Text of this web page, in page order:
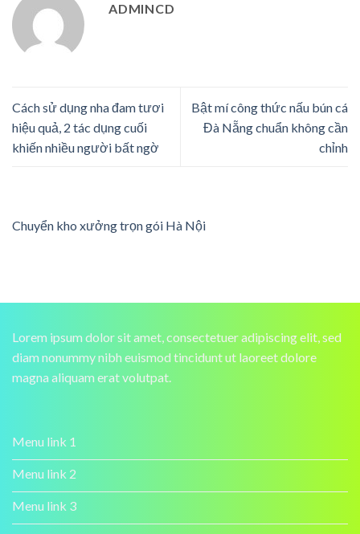
ADMINCD
Cách sử dụng nha đam tươi
hiệu quả, 2 tác dụng cuối
khiến nhiều người bất ngờ
Bật mí công thức nấu bún cá
Đà Nẵng chuẩn không cần
chỉnh
Chuyển kho xưởng trọn gói Hà Nội
Lorem ipsum dolor sit amet, consectetuer adipiscing elit, sed
diam nonummy nibh euismod tincidunt ut laoreet dolore
magna aliquam erat volutpat.
Menu link 1
Menu link 2
Menu link 3